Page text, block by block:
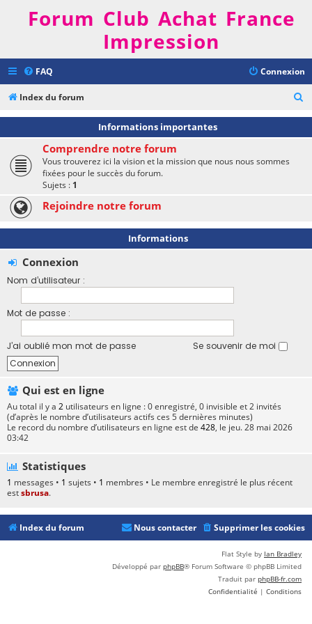
Forum Club Achat France
Impression
FAQ Connexion
Index du forum
e
Informations importantes
Comprendre notre forum
Vous trouverez ici la vision et la mission que nous nous sommes
fixées pour le succès du forum.
Sujets : 1
Rejoindre notre forum
Informations
Connexion
Nom d’utilisateur :
Mot de passe :
J’ai oublié mon mot de passe Se souvenir de moi
Qui est en ligne
Au total il y a 2 utilisateurs en ligne : 0 enregistré, 0 invisible et 2 invités
(d’après le nombre d’utilisateurs actifs ces 5 dernières minutes)
Le record du nombre d’utilisateurs en ligne est de 428, le jeu. 28 mai 2026
03:42
Statistiques
1 messages • 1 sujets • 1 membres • Le membre enregistré le plus récent
estsbrusa.
Index du forum Supprimer les cookies
Nous contacter
Flat Style by Ian Bradley
Développé par phpBB® Forum Software © phpBB Limited
Traduit par phpBB-fr.com
Confidentialité | Conditions